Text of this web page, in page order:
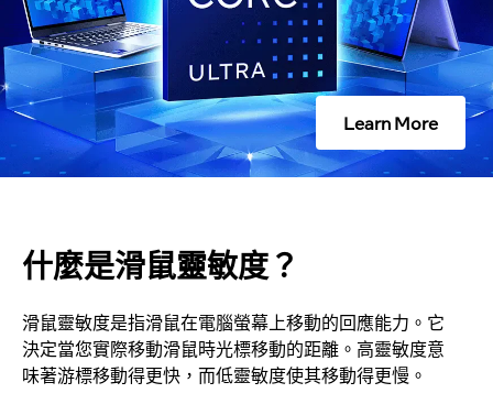
度
？
Learn More
什麼是滑鼠靈敏度？
滑鼠靈敏度是指滑鼠在電腦螢幕上移動的回應能力。它
決定當您實際移動滑鼠時光標移動的距離。高靈敏度意
味著游標移動得更快，而低靈敏度使其移動得更慢。